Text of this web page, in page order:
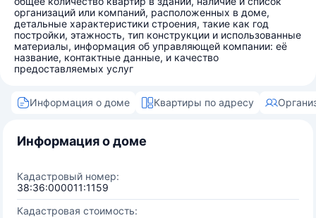
организаций или компаний, расположенных в доме,
детальные характеристики строения, такие как год
постройки, этажность, тип конструкции и использованные
материалы, информация об управляющей компании: её
название, контактные данные, и качество
предоставляемых услуг
Информация о доме Квартиры по адресу
Информация о доме
Кадастровый номер:
38:36:000011:1159
Кадастровая стоимость: